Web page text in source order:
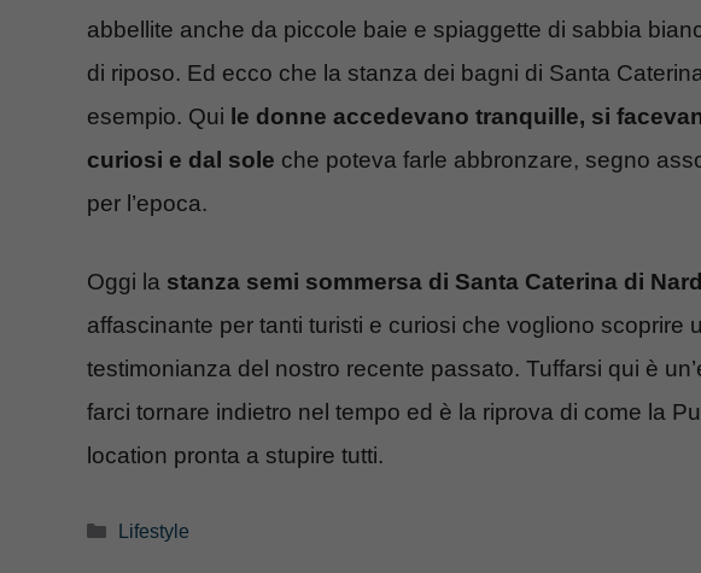
abbellite anche da piccole baie e spiaggette di sabbia
di riposo. Ed ecco che la stanza dei bagni di Santa
esempio. Qui le donne accedevano tranquille, si
curiosi e dal sole che poteva farle abbronzare, segno
per l’epoca.
Oggi la stanza semi sommersa di Santa Caterina di
affascinante per tanti turisti e curiosi che vogliono scoprire
testimonianza del nostro recente passato. Tuffarsi qui è
farci tornare indietro nel tempo ed è la riprova di come la
location pronta a stupire tutti.
Categorie
Lifestyle